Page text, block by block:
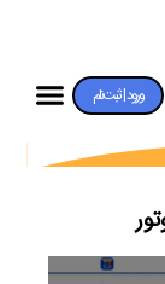
ورود | ثبت‌نام